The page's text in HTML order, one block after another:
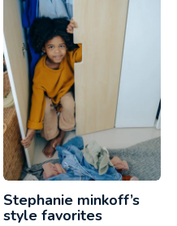
Stephanie minkoff’s
style favorites